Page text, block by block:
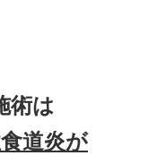
術は
道炎が